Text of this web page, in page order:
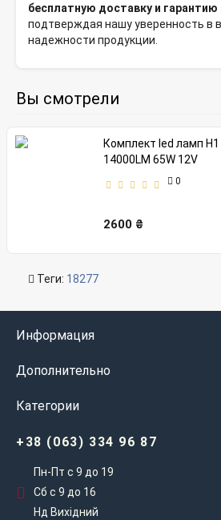
бесплатную доставку и гарантию
подтверждая нашу уверенность в
надежности продукции.
Вы смотрели
Комплект led ламп
14000LM 65W 12V
0
2600 ₴
Теги: 18277
Информация
Дополнительно
Категории
+38 (063) 334 96 87
Пн-Пт с 9 до 19
Сб с 9 до 16
Нд Вихідний